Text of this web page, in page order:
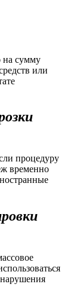
на сумму
или
процедуру
временно